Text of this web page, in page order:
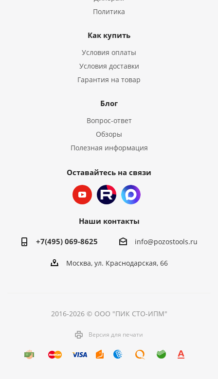
Политика
Как купить
Условия оплаты
Условия доставки
Гарантия на товар
Блог
Вопрос-ответ
Обзоры
Полезная информация
Оставайтесь на связи
Наши контакты
+7(495) 069-8625 info@pozostools.ru
Москва, ул. Краснодарская, 66
2016-2026 © ООО "ПИК СТО-ИПМ"
Версия для печати